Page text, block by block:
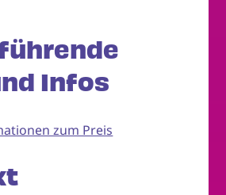
Infos
zum Preis